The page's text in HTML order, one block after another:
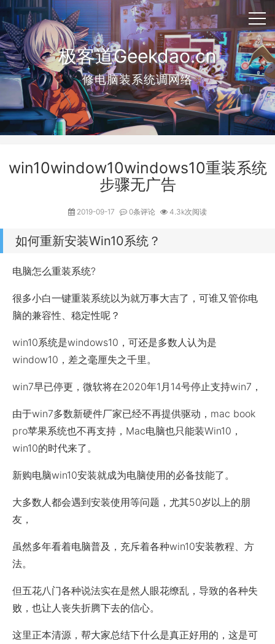
极客道Geekdao.cn
修电脑装系统调网络
win10window10windows10重装系统
步骤无广告
2019-09-17 0条评论 4.3k次阅读
如何重新安装Win10系统？
电脑怎么重装系统?
很多小白一键重装系统以为就万事大吉了，可谁又管你电
脑的兼容性、稳定性呢？
win10系统是windows10，可还是多数人认为是
window10，差之毫厘失之千里。
win7早已停更，微软将在2020年1月14号停止支持win7，
由于win7多数新硬件厂家已经不再提供驱动，mac book
pro苹果系统也不再支持，Mac电脑也只能装Win10，
win10的时代来了。
新购电脑win10安装就成为电脑使用的必备技能了。
大多数人都会遇到安装使用等问题，尤其50岁以上的朋
友，
虽然多年看着电脑普及，充斥着各种win10安装教程、方
法。
但五花八门各种说法实在是然人眼花缭乱，导致的各种失
败，也让人丧失折腾下去的信心。
这里正本清源，帮大家总结下什么是真正好用的，这是可